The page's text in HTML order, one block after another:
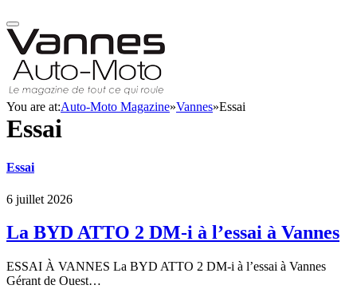
You are at:Auto-Moto Magazine»Vannes»Essai
Essai
Essai
6 juillet 2026
La BYD ATTO 2 DM-i à l’essai à Vannes
ESSAI À VANNES La BYD ATTO 2 DM-i à l’essai à Vannes
Gérant de Ouest…